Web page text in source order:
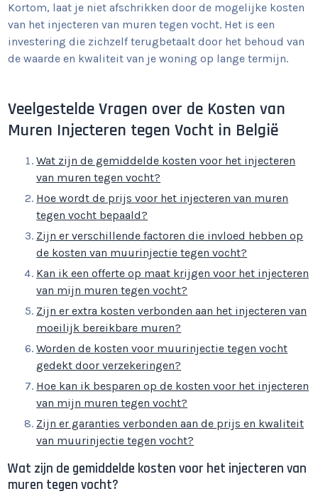
Kortom, laat je niet afschrikken door de mogelijke kosten
van het injecteren van muren tegen vocht. Het is een
investering die zichzelf terugbetaalt door het behoud van
de waarde en kwaliteit van je woning op lange termijn.
Veelgestelde Vragen over de Kosten van
Muren Injecteren tegen Vocht in België
Wat zijn de gemiddelde kosten voor het injecteren
van muren tegen vocht?
Hoe wordt de prijs voor het injecteren van muren
tegen vocht bepaald?
Zijn er verschillende factoren die invloed hebben op
de kosten van muurinjectie tegen vocht?
Kan ik een offerte op maat krijgen voor het injecteren
van mijn muren tegen vocht?
Zijn er extra kosten verbonden aan het injecteren van
moeilijk bereikbare muren?
Worden de kosten voor muurinjectie tegen vocht
gedekt door verzekeringen?
Hoe kan ik besparen op de kosten voor het injecteren
van mijn muren tegen vocht?
Zijn er garanties verbonden aan de prijs en kwaliteit
van muurinjectie tegen vocht?
Wat zijn de gemiddelde kosten voor het injecteren van
muren tegen vocht?